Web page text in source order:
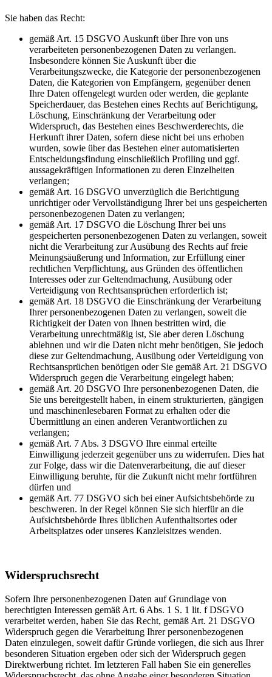
Sie haben das Recht:
gemäß Art. 15 DSGVO Auskunft über Ihre von uns
verarbeiteten personenbezogenen Daten zu verlangen.
Insbesondere können Sie Auskunft über die
Verarbeitungszwecke, die Kategorie der personenbezogenen
Daten, die Kategorien von Empfängern, gegenüber denen
Ihre Daten offengelegt wurden oder werden, die geplante
Speicherdauer, das Bestehen eines Rechts auf Berichtigung,
Löschung, Einschränkung der Verarbeitung oder
Widerspruch, das Bestehen eines Beschwerderechts, die
Herkunft ihrer Daten, sofern diese nicht bei uns erhoben
wurden, sowie über das Bestehen einer automatisierten
Entscheidungsfindung einschließlich Profiling und ggf.
aussagekräftigen Informationen zu deren Einzelheiten
verlangen;
gemäß Art. 16 DSGVO unverzüglich die Berichtigung
unrichtiger oder Vervollständigung Ihrer bei uns gespeicherten
personenbezogenen Daten zu verlangen;
gemäß Art. 17 DSGVO die Löschung Ihrer bei uns
gespeicherten personenbezogenen Daten zu verlangen, soweit
nicht die Verarbeitung zur Ausübung des Rechts auf freie
Meinungsäußerung und Information, zur Erfüllung einer
rechtlichen Verpflichtung, aus Gründen des öffentlichen
Interesses oder zur Geltendmachung, Ausübung oder
Verteidigung von Rechtsansprüchen erforderlich ist;
gemäß Art. 18 DSGVO die Einschränkung der Verarbeitung
Ihrer personenbezogenen Daten zu verlangen, soweit die
Richtigkeit der Daten von Ihnen bestritten wird, die
Verarbeitung unrechtmäßig ist, Sie aber deren Löschung
ablehnen und wir die Daten nicht mehr benötigen, Sie jedoch
diese zur Geltendmachung, Ausübung oder Verteidigung von
Rechtsansprüchen benötigen oder Sie gemäß Art. 21 DSGVO
Widerspruch gegen die Verarbeitung eingelegt haben;
gemäß Art. 20 DSGVO Ihre personenbezogenen Daten, die
Sie uns bereitgestellt haben, in einem strukturierten, gängigen
und maschinenlesebaren Format zu erhalten oder die
Übermittlung an einen anderen Verantwortlichen zu
verlangen;
gemäß Art. 7 Abs. 3 DSGVO Ihre einmal erteilte
Einwilligung jederzeit gegenüber uns zu widerrufen. Dies hat
zur Folge, dass wir die Datenverarbeitung, die auf dieser
Einwilligung beruhte, für die Zukunft nicht mehr fortführen
dürfen und
gemäß Art. 77 DSGVO sich bei einer Aufsichtsbehörde zu
beschweren. In der Regel können Sie sich hierfür an die
Aufsichtsbehörde Ihres üblichen Aufenthaltsortes oder
Arbeitsplatzes oder unseres Kanzleisitzes wenden.
Widerspruchsrecht
Sofern Ihre personenbezogenen Daten auf Grundlage von
berechtigten Interessen gemäß Art. 6 Abs. 1 S. 1 lit. f DSGVO
verarbeitet werden, haben Sie das Recht, gemäß Art. 21 DSGVO
Widerspruch gegen die Verarbeitung Ihrer personenbezogenen
Daten einzulegen, soweit dafür Gründe vorliegen, die sich aus Ihrer
besonderen Situation ergeben oder sich der Widerspruch gegen
Direktwerbung richtet. Im letzteren Fall haben Sie ein generelles